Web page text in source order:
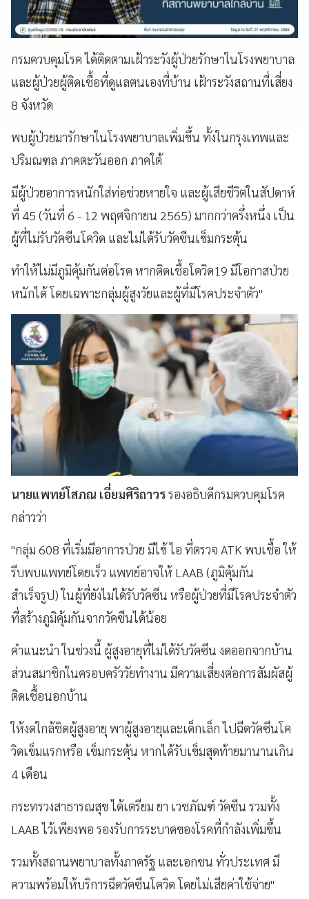
กรมควบคุมโรค ได้ติดตามเฝ้าระวังผู้ป่วยรักษาในโรงพยาบาล
และผู้ป่วยผู้ติดเชื้อที่ดูแลตนเองที่บ้าน เฝ้าระวังสถานที่เสี่ยง
8 จังหวัด
พบผู้ป่วยมารักษาในโรงพยาบาลเพิ่มขึ้น ทั้งในกรุงเทพและ
ปริมณฑล ภาคตะวันออก ภาคใต้
มีผู้ป่วยอาการหนักใส่ท่อช่วยหายใจ และผู้เสียชีวิตในสัปดาห์
ที่ 45 (วันที่ 6 - 12 พฤศจิกายน 2565) มากกว่าครึ่งหนึ่ง เป็น
ผู้ที่ไม่รับวัคซีนโควิด และไม่ได้รับวัคซีนเข็มกระตุ้น
ทำให้ไม่มีภูมิคุ้มกันต่อโรค หากติดเชื้อโควิด19 มีโอกาสป่วย
หนักได้ โดยเฉพาะกลุ่มผู้สูงวัยและผู้ที่มีโรคประจำตัว"
นายแพทย์โสภณ เอี่ยมศิริถาวรรองอธิบดีกรมควบคุมโรค
กล่าวว่า
"กลุ่ม 608 ที่เริ่มมีอาการป่วย มีไข้ ไอ ที่ตรวจ ATK พบเชื้อ ให้
รีบพบแพทย์โดยเร็ว แพทย์อาจให้ LAAB (ภูมิคุ้มกัน
สำเร็จรูป) ในผู้ที่ยังไม่ได้รับวัคซีน หรือผู้ป่วยที่มีโรคประจำตัว
ที่สร้างภูมิคุ้มกันจากวัคซีนได้น้อย
คำแนะนำ ในช่วงนี้ ผู้สูงอายุที่ไม่ได้รับวัคซีน งดออกจากบ้าน
ส่วนสมาชิกในครอบครัววัยทำงาน มีความเสี่ยงต่อการสัมผัสผู้
ติดเชื้อนอกบ้าน
ให้งดใกล้ชิดผู้สูงอายุ พาผู้สูงอายุและเด็กเล็ก ไปฉีดวัคซีนโค
วิดเข็มแรกหรือ เข็มกระตุ้น หากได้รับเข็มสุดท้ายมานานเกิน
4 เดือน
กระทรวงสาธารณสุข ได้เตรียม ยา เวชภัณฑ์ วัคซีน รวมทั้ง
LAAB ไว้เพียงพอ รองรับการระบาดของโรคที่กำลังเพิ่มขึ้น
รวมทั้งสถานพยาบาลทั้งภาครัฐ และเอกชน ทั่วประเทศ มี
ความพร้อมให้บริการฉีดวัคซีนโควิด โดยไม่เสียค่าใช้จ่าย"